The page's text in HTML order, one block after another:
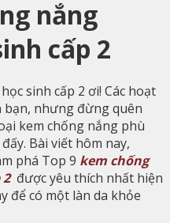
nắng
cấp 2
sinh cấp 2 ơi! Các hoạt
nhưng đừng quên
kem chống nắng phù
Bài viết hôm nay,
phá Top 9 kem chống
được yêu thích nhất hiện
để có một làn da khỏe